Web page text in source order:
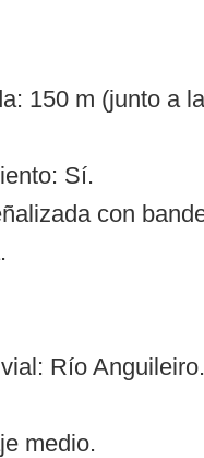
150 m (junto a
Sí.
con
Río Anguileiro.
medio.